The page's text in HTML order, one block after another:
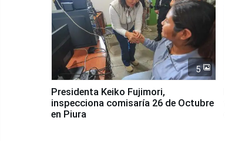
5
Presidenta Keiko Fujimori,
inspecciona comisaría 26 de Octubre
en Piura